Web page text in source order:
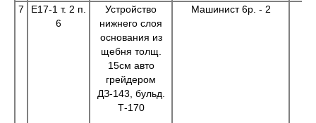
7
Е17-1 т. 2 п.
6
Устройство
нижнего слоя
основания из
щебня толщ.
15см авто
грейдером
ДЗ-143, бульд.
Т-170
Машинист 6р. - 2